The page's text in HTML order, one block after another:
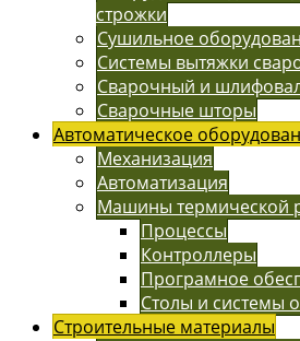
строжки
Сушильное
Системы вытяжки
Сварочный и
Сварочные шторы
Автоматическое
Механизация
Автоматизация
Машины термической
Процессы
Контроллеры
Програмное
Столы и системы
Строительные материалы